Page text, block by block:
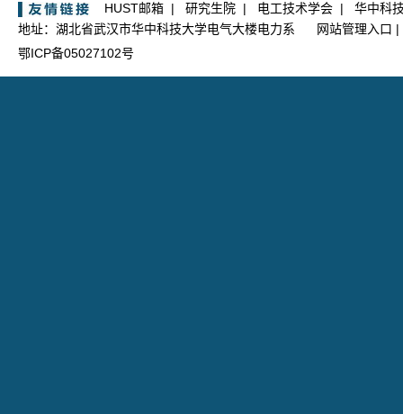
HUST邮箱 | 研究生院 | 电工技术学会 | 华中科
地址：湖北省武汉市华中科技大学电气大楼电力系
网站管理入口 |
鄂ICP备05027102号